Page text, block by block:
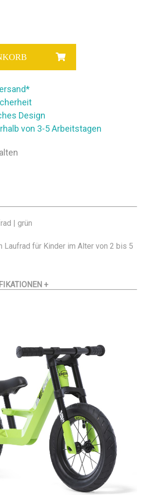
Design
von 3-5 Arbeitstagen
| grün
Laufrad für Kinder im Alter von 2 bis 5
Design und der
Das Fahrrad ist aus
Produktionstechniken und
konnte BERG einen
mit einem sehr geringen
lässt sich das Fahrrad sehr
und vor allem fantastisch fahren.
Ergonomie
und dem höhenverstellbaren
zugänglich und geeignet für Kinder
85 cm und 120 cm.
+